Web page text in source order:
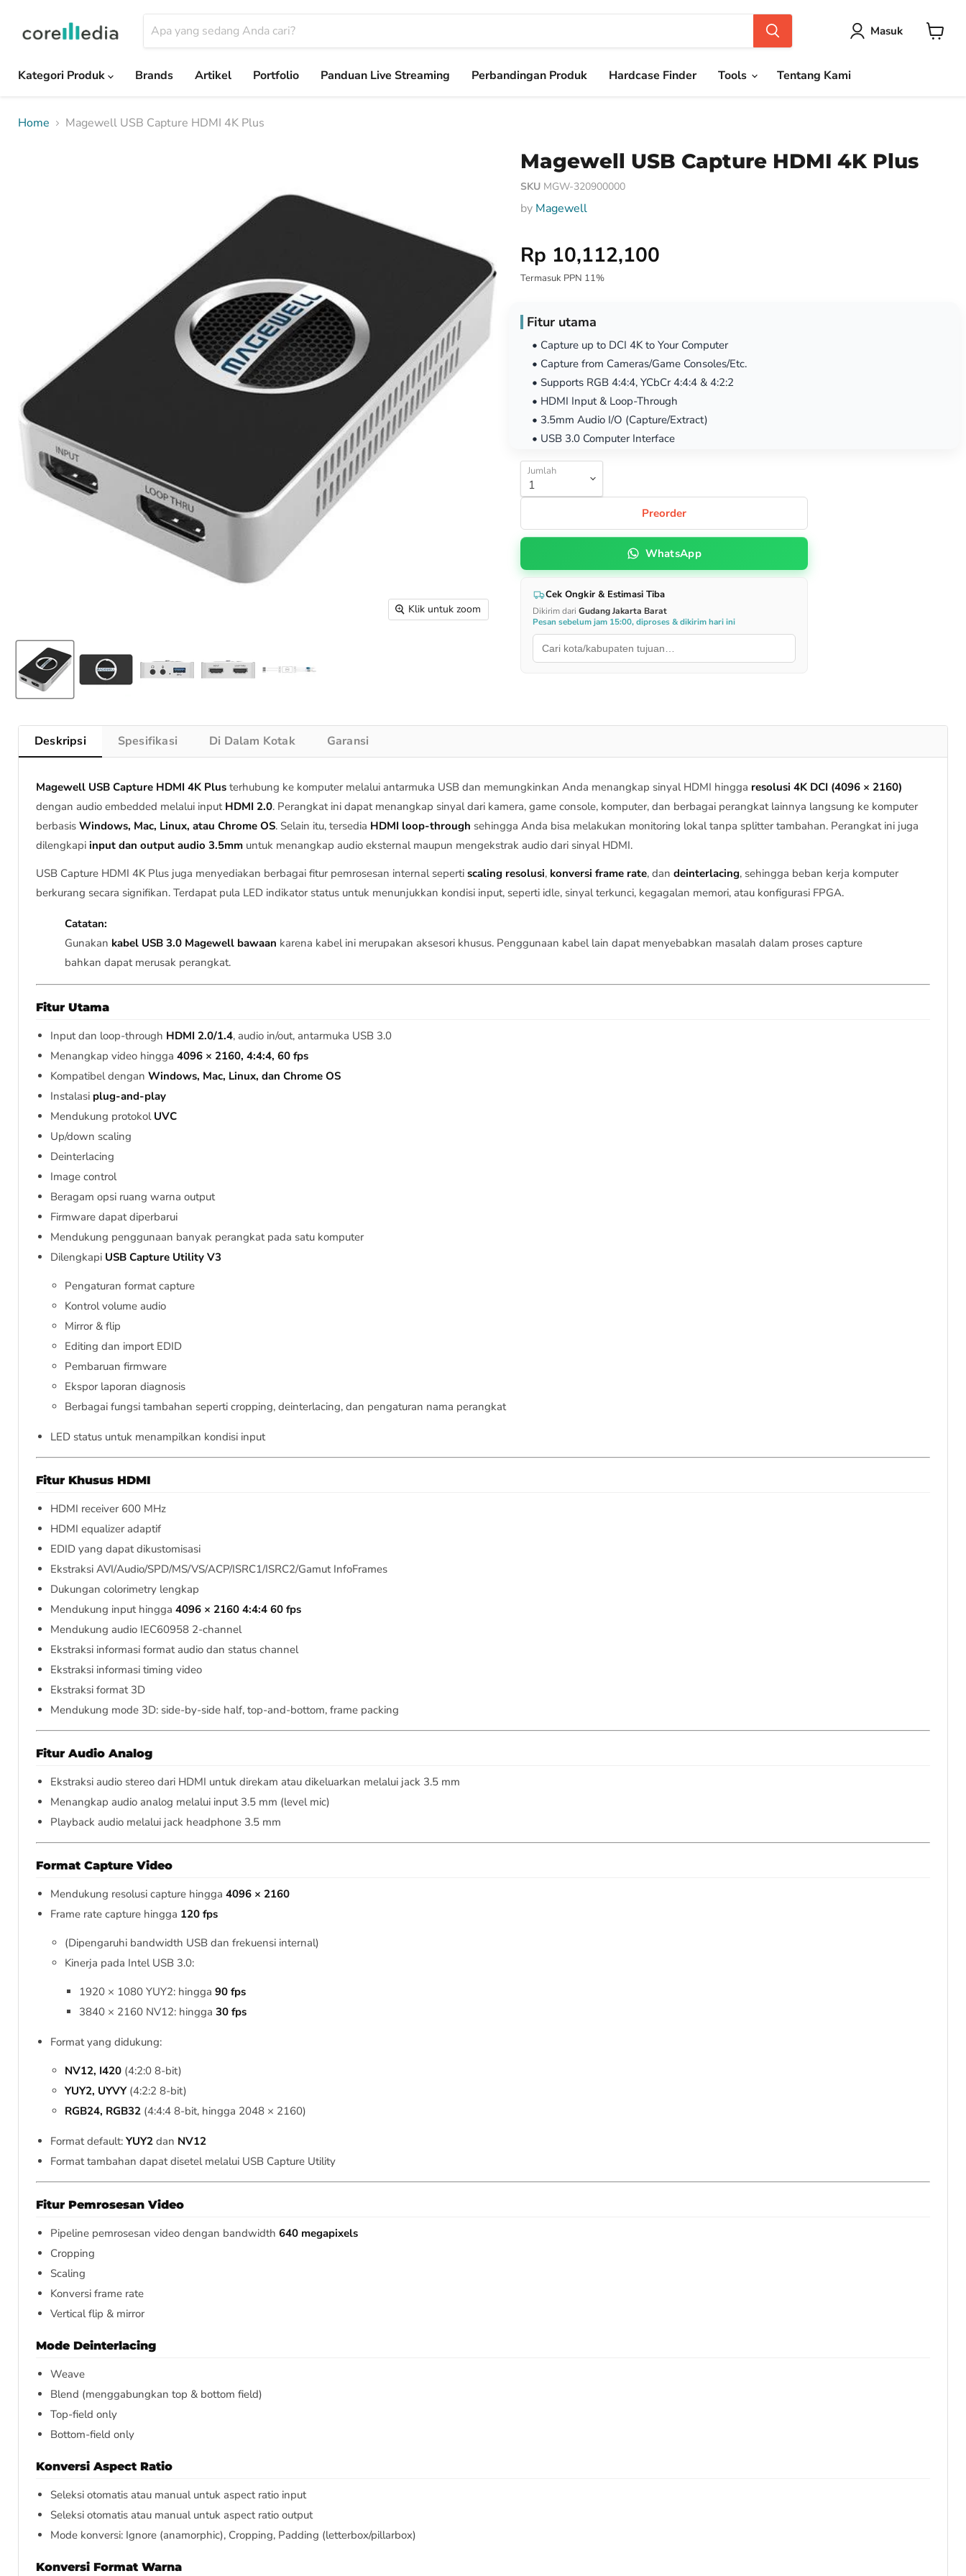
Masuk
Kategori Produk
Brands Artikel Portfolio Panduan Live Streaming Perbandingan Produk Hardcase Finder Tools Tentang Kami
Home Magewell USB Capture HDMI 4K Plus
Klik untuk zoom
Magewell USB Capture HDMI 4K Plus
SKU MGW-320900000
by Magewell
Harga Special
Rp 10,112,100
Termasuk PPN 11%
Fitur utama
• Capture up to DCI 4K to Your Computer
• Capture from Cameras/Game Consoles/Etc.
• Supports RGB 4:4:4, YCbCr 4:4:4 & 4:2:2
• HDMI Input & Loop-Through
• 3.5mm Audio I/O (Capture/Extract)
• USB 3.0 Computer Interface
Jumlah
Preorder
WhatsApp
Cek Ongkir & Estimasi Tiba
Dikirim dari Gudang Jakarta Barat
Pesan sebelum jam 15:00, diproses & dikirim hari ini
Deskripsi Spesifikasi Di Dalam Kotak Garansi
Magewell USB Capture HDMI 4K Plus terhubung ke komputer melalui antarmuka USB dan memungkinkan Anda menangkap sinyal HDMI hingga resolusi 4K DCI (4096 × 2160)
dengan audio embedded melalui input HDMI 2.0. Perangkat ini dapat menangkap sinyal dari kamera, game console, komputer, dan berbagai perangkat lainnya langsung ke komputer
berbasis Windows, Mac, Linux, atau Chrome OS. Selain itu, tersedia HDMI loop-through sehingga Anda bisa melakukan monitoring lokal tanpa splitter tambahan. Perangkat ini juga
dilengkapi input dan output audio 3.5mm untuk menangkap audio eksternal maupun mengekstrak audio dari sinyal HDMI.
USB Capture HDMI 4K Plus juga menyediakan berbagai fitur pemrosesan internal seperti scaling resolusi, konversi frame rate, dan deinterlacing, sehingga beban kerja komputer
berkurang secara signifikan. Terdapat pula LED indikator status untuk menunjukkan kondisi input, seperti idle, sinyal terkunci, kegagalan memori, atau konfigurasi FPGA.
Catatan:
Gunakan kabel USB 3.0 Magewell bawaan karena kabel ini merupakan aksesori khusus. Penggunaan kabel lain dapat menyebabkan masalah dalam proses capture
bahkan dapat merusak perangkat.
Fitur Utama
Input dan loop-through HDMI 2.0/1.4, audio in/out, antarmuka USB 3.0
Menangkap video hingga 4096 × 2160, 4:4:4, 60 fps
Kompatibel dengan Windows, Mac, Linux, dan Chrome OS
Instalasi plug-and-play
Mendukung protokol UVC
Up/down scaling
Deinterlacing
Image control
Beragam opsi ruang warna output
Firmware dapat diperbarui
Mendukung penggunaan banyak perangkat pada satu komputer
Dilengkapi USB Capture Utility V3
Pengaturan format capture
Kontrol volume audio
Mirror & flip
Editing dan import EDID
Pembaruan firmware
Ekspor laporan diagnosis
Berbagai fungsi tambahan seperti cropping, deinterlacing, dan pengaturan nama perangkat
LED status untuk menampilkan kondisi input
Fitur Khusus HDMI
HDMI receiver 600 MHz
HDMI equalizer adaptif
EDID yang dapat dikustomisasi
Ekstraksi AVI/Audio/SPD/MS/VS/ACP/ISRC1/ISRC2/Gamut InfoFrames
Dukungan colorimetry lengkap
Mendukung input hingga 4096 × 2160 4:4:4 60 fps
Mendukung audio IEC60958 2-channel
Ekstraksi informasi format audio dan status channel
Ekstraksi informasi timing video
Ekstraksi format 3D
Mendukung mode 3D: side-by-side half, top-and-bottom, frame packing
Fitur Audio Analog
Ekstraksi audio stereo dari HDMI untuk direkam atau dikeluarkan melalui jack 3.5 mm
Menangkap audio analog melalui input 3.5 mm (level mic)
Playback audio melalui jack headphone 3.5 mm
Format Capture Video
Mendukung resolusi capture hingga 4096 × 2160
Frame rate capture hingga 120 fps
(Dipengaruhi bandwidth USB dan frekuensi internal)
Kinerja pada Intel USB 3.0:
1920 × 1080 YUY2: hingga 90 fps
3840 × 2160 NV12: hingga 30 fps
Format yang didukung:
NV12, I420 (4:2:0 8-bit)
YUY2, UYVY(4:2:2 8-bit)
RGB24, RGB32 (4:4:4 8-bit, hingga 2048 × 2160)
Format default:YUY2 dan NV12
Format tambahan dapat disetel melalui USB Capture Utility
Fitur Pemrosesan Video
Pipeline pemrosesan video dengan bandwidth 640 megapixels
Cropping
Scaling
Konversi frame rate
Vertical flip & mirror
Mode Deinterlacing
Weave
Blend (menggabungkan top & bottom field)
Top-field only
Bottom-field only
Konversi Aspect Ratio
Seleksi otomatis atau manual untuk aspect ratio input
Seleksi otomatis atau manual untuk aspect ratio output
Mode konversi: Ignore (anamorphic), Cropping, Padding (letterbox/pillarbox)
Konversi Format Warna